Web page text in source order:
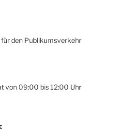
den Publikumsverkehr
von 09:00 bis 12:00 Uhr